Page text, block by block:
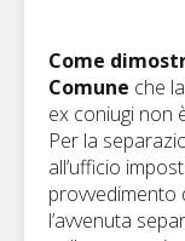
Come
Comune che
ex coniugi non
Per la
all’ufficio
provvedimento
l’avvenuta